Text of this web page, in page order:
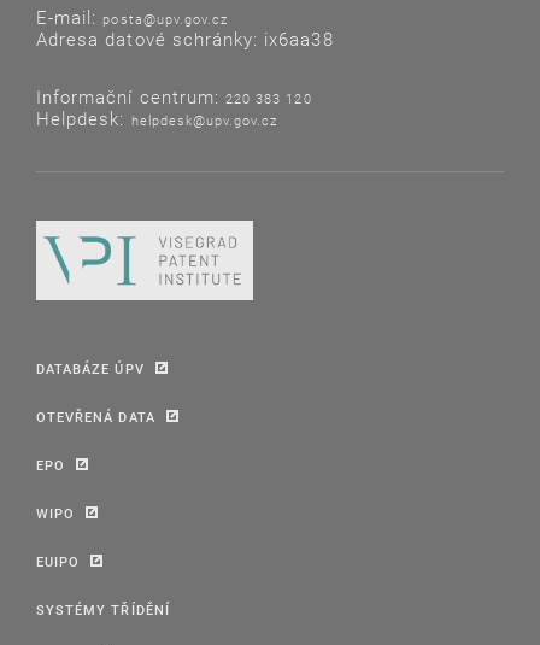
E-mail: posta@upv.gov.cz
Adresa datové schránky: ix6aa38
Informační centrum: 220 383 120
Helpdesk: helpdesk@upv.gov.cz
DATABÁZE ÚPV
OTEVŘENÁ DATA
EPO
WIPO
EUIPO
SYSTÉMY TŘÍDĚNÍ